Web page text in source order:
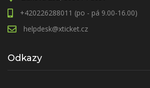
+420226288011 (po - pá 9.00-16.00)
helpdesk@xticket.cz
Odkazy